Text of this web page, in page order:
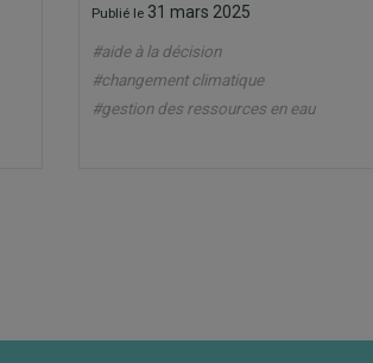
Publié le 31 mars 2025
#aide à la décision
#changement climatique
#gestion des ressources en eau